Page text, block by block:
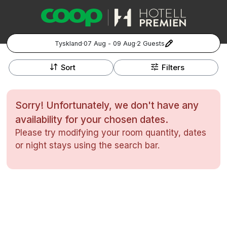
Tyskland·07 Aug - 09 Aug·2 Guests
Popular Destinations:
Stockholm
Göteborg
Sort Filters
+
−
Sorry! Unfortunately, we don't have any
availability for your chosen dates.
Please try modifying your room quantity, dates
or night stays using the search bar.
Kontakta ossVanliga frågorAllmänna villkor
Gift VouchersCoop.se Manage Preferences